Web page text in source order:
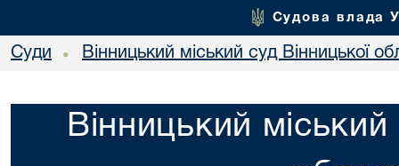
Судова влада
Суди • Вінницький міський суд Вінницької
Вінницький міський